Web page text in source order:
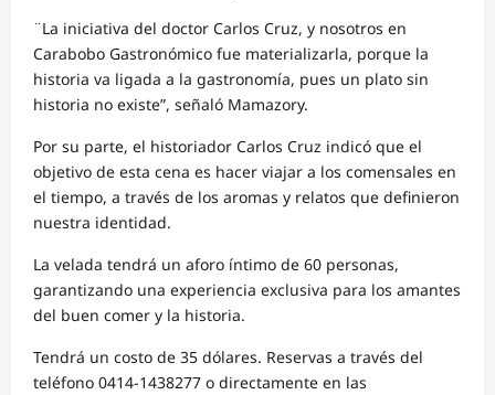
¨La iniciativa del doctor Carlos Cruz, y nosotros en
Carabobo Gastronómico fue materializarla, porque la
historia va ligada a la gastronomía, pues un plato sin
historia no existe”, señaló Mamazory.
Por su parte, el historiador Carlos Cruz indicó que el
objetivo de esta cena es hacer viajar a los comensales en
el tiempo, a través de los aromas y relatos que definieron
nuestra identidad.
La velada tendrá un aforo íntimo de 60 personas,
garantizando una experiencia exclusiva para los amantes
del buen comer y la historia.
Tendrá un costo de 35 dólares. Reservas a través del
teléfono 0414-1438277 o directamente en las